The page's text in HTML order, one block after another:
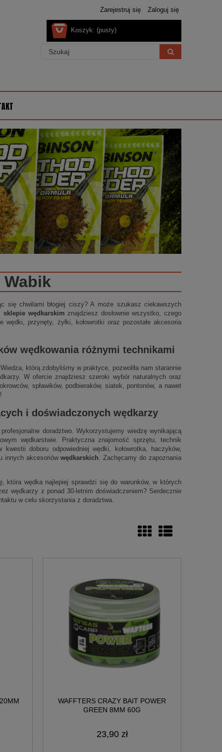
Zarejestruj się Zaloguj się
Koszyk: (pusty)
Wabik
się chwilami błogiej ciszy? A może szukasz ciekawszych
sklepie wędkarskim znajdziesz dosłownie wszystko, czego
przynęty, żyłki, kołowrotki oraz pozostałe akcesoria
wędkowania różnymi technikami
którą zdobyliśmy w praktyce, pozwoliła nam starannie
W ofercie znajdziesz szeroki wybór naturalnych oraz
spławików, podbieraków, siatek, pontonów, a nawet
i doświadczonych wędkarzy
doradztwo. Wykorzystujemy wiedzę wynikającą
wędkarstwie. Praktyczna znajomość sprzętu, technik
doboru odpowiedniej wędki, kołowrotka, haczyków,
innych akcesoriówwędkarskich. Zachęcamy do zapoznania
która wędka najlepiej sprawdzi się do warunków, w których
wędkarzy z ponad 30-letnim doświadczeniem? Serdecznie
w celu skorzystania z doradztwa.
WAFFTERS CRAZY BAIT POWER
GREEN 8MM 60G
23,90 zł